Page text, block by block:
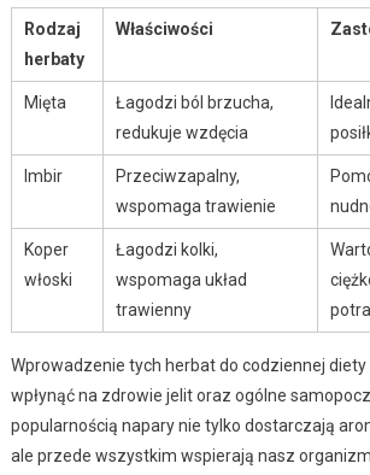
Rodzaj
herbaty
Właściwości
Mięta
Łagodzi ból brzucha,
redukuje wzdęcia
Imbir
Przeciwzapalny,
wspomaga trawienie
Koper
włoski
Łagodzi kolki,
wspomaga układ
trawienny
Wprowadzenie tych herbat do codziennej
wpłynąć na zdrowie jelit oraz ogólne
popularnością napary nie tylko dostarczają
ale przede wszystkim wspierają nasz